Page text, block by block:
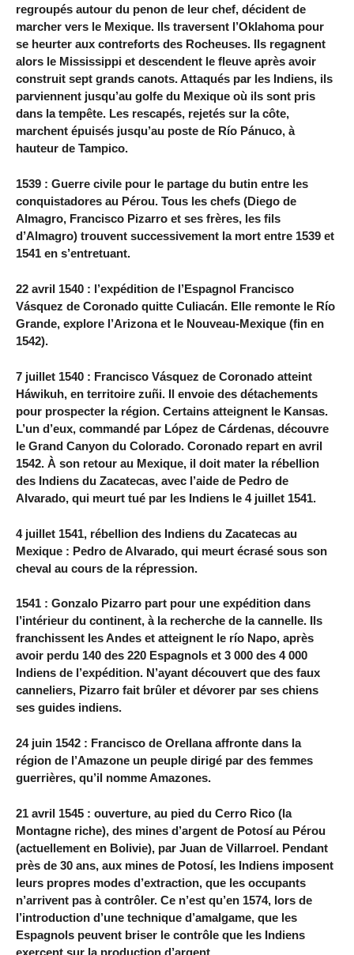
regroupés autour du penon de leur chef, décident de
marcher vers le Mexique. Ils traversent l’Oklahoma pour
se heurter aux contreforts des Rocheuses. Ils regagnent
alors le Mississippi et descendent le fleuve après avoir
construit sept grands canots. Attaqués par les Indiens, ils
parviennent jusqu’au golfe du Mexique où ils sont pris
dans la tempête. Les rescapés, rejetés sur la côte,
marchent épuisés jusqu’au poste de Río Pánuco, à
hauteur de Tampico.
1539 : Guerre civile pour le partage du butin entre les
conquistadores au Pérou. Tous les chefs (Diego de
Almagro, Francisco Pizarro et ses frères, les fils
d’Almagro) trouvent successivement la mort entre 1539 et
1541 en s’entretuant.
22 avril 1540 : l’expédition de l’Espagnol Francisco
Vásquez de Coronado quitte Culiacán. Elle remonte le Río
Grande, explore l’Arizona et le Nouveau-Mexique (fin en
1542).
7 juillet 1540 : Francisco Vásquez de Coronado atteint
Háwikuh, en territoire zuñi. Il envoie des détachements
pour prospecter la région. Certains atteignent le Kansas.
L’un d’eux, commandé par López de Cárdenas, découvre
le Grand Canyon du Colorado. Coronado repart en avril
1542. À son retour au Mexique, il doit mater la rébellion
des Indiens du Zacatecas, avec l’aide de Pedro de
Alvarado, qui meurt tué par les Indiens le 4 juillet 1541.
4 juillet 1541, rébellion des Indiens du Zacatecas au
Mexique : Pedro de Alvarado, qui meurt écrasé sous son
cheval au cours de la répression.
1541 : Gonzalo Pizarro part pour une expédition dans
l’intérieur du continent, à la recherche de la cannelle. Ils
franchissent les Andes et atteignent le río Napo, après
avoir perdu 140 des 220 Espagnols et 3 000 des 4 000
Indiens de l’expédition. N’ayant découvert que des faux
canneliers, Pizarro fait brûler et dévorer par ses chiens
ses guides indiens.
24 juin 1542 : Francisco de Orellana affronte dans la
région de l’Amazone un peuple dirigé par des femmes
guerrières, qu’il nomme Amazones.
21 avril 1545 : ouverture, au pied du Cerro Rico (la
Montagne riche), des mines d’argent de Potosí au Pérou
(actuellement en Bolivie), par Juan de Villarroel. Pendant
près de 30 ans, aux mines de Potosí, les Indiens imposent
leurs propres modes d’extraction, que les occupants
n’arrivent pas à contrôler. Ce n’est qu’en 1574, lors de
l’introduction d’une technique d’amalgame, que les
Espagnols peuvent briser le contrôle que les Indiens
exercent sur la production d’argent.